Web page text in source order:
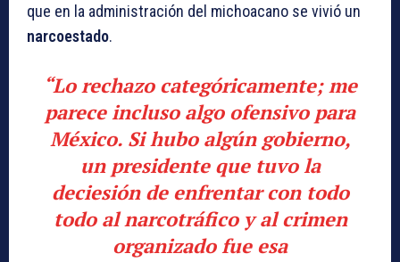
que en la administración del michoacano se vivió un
narcoestado.
“Lo rechazo categóricamente; me
parece incluso algo ofensivo para
México. Si hubo algún gobierno,
un presidente que tuvo la
deciesión de enfrentar con todo
todo al narcotráfico y al crimen
organizado fue esa